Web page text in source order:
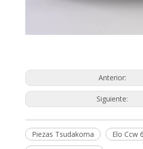
Anterior:
Siguiente:
Piezas Tsudakoma
Elo Ccw